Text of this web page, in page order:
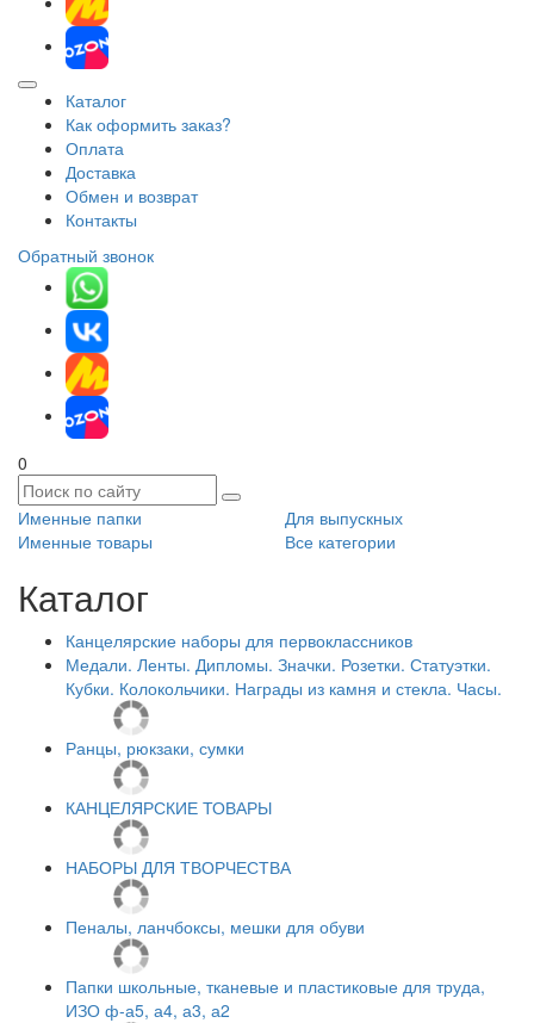
Каталог
Как оформить заказ?
Оплата
Доставка
Обмен и возврат
Контакты
Обратный звонок
0
Именные папки
Для выпускных
Именные товары
Все категории
Каталог
Канцелярские наборы для первоклассников
Медали. Ленты. Дипломы. Значки. Розетки. Статуэтки.
Кубки. Колокольчики. Награды из камня и стекла. Часы.
Ранцы, рюкзаки, сумки
КАНЦЕЛЯРСКИЕ ТОВАРЫ
НАБОРЫ ДЛЯ ТВОРЧЕСТВА
Пеналы, ланчбоксы, мешки для обуви
Папки школьные, тканевые и пластиковые для труда,
ИЗО ф-а5, а4, а3, а2